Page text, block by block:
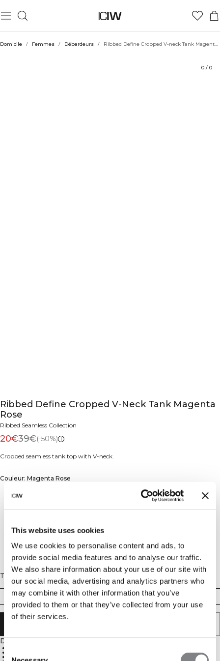
This website uses cookies
We use cookies to personalise content and ads, to
provide social media features and to analyse our traffic.
We also share information about your use of our site with
our social media, advertising and analytics partners who
may combine it with other information that you’ve
provided to them or that they’ve collected from your use
of their services.
Consent
Domicile / Femmes / Débardeurs / Ribbed Define Cropped V-neck Tank Magenta Rose
0 / 0
Ribbed Define Cropped V-Neck Tank Magenta
Rose
Ribbed Seamless Collection
20€39€(-50%)
Cropped seamless tank top with V-neck.
Couleur: Magenta Rose
Taille
XS S M L XL
Description
Stretchy and durable material